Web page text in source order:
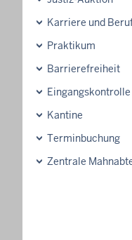
Karriere und
Praktikum
Barrierefreiheit
Eingangskontrolle
Kantine
Terminbuchung
Zentrale